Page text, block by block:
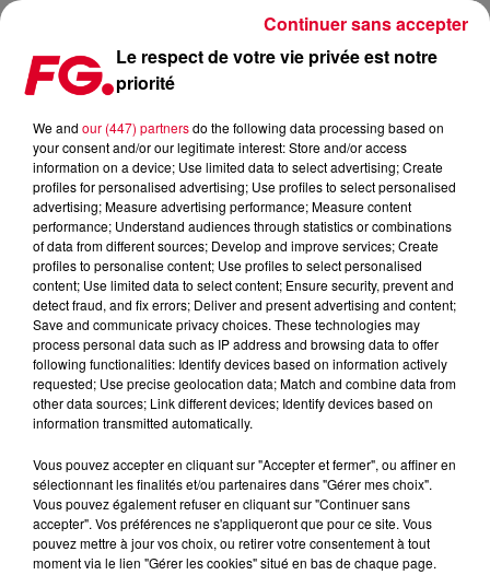
LE VINCENNES ESTIVAL CLUB, BEL ÉVÈNEMENT DE L'EST
Publié : 29 juillet 2025 à 7h33 par
Antony HARARI
Le respect de votre vie privée est notre
priorité
We and our (447) partnersdo the following data processing based on
your consent and/or our legitimate interest: Store and/or access
information on a device; Use limited data to select advertising; Create
profiles for personalised advertising; Use profiles to select personalised
advertising; Measure advertising performance; Measure content
performance; Understand audiences through statistics or combinations
of data from different sources; Develop and improve services; Create
profiles to personalise content; Use profiles to select personalised
content; Use limited data to select content; Ensure security, prevent and
detect fraud, and fix errors; Deliver and present advertising and content;
Save and communicate privacy choices. These technologies may
process personal data such as IP address and browsing data to offer
following functionalities: Identify devices based on information actively
requested; Use precise geolocation data; Match and combine data from
other data sources; Link different devices; Identify devices based on
information transmitted automatically.
Vous pouvez accepter en cliquant sur "Accepter et fermer", ou affiner en
sélectionnant les finalités et/ou partenaires dans "Gérer mes choix".
Vous pouvez également refuser en cliquant sur "Continuer sans
accepter". Vos préférences ne s'appliqueront que pour ce site. Vous
pouvez mettre à jour vos choix, ou retirer votre consentement à tout
moment via le lien "Gérer les cookies" situé en bas de chaque page.
Continuer sans accepter